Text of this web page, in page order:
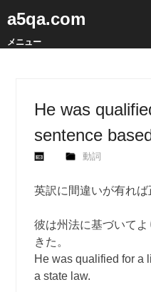
a5qa.com
メニュー
He was
sentence
動詞
英訳に間違いが有れば
彼は州法に基づいて
きた。
He was qualified for a
a state law.